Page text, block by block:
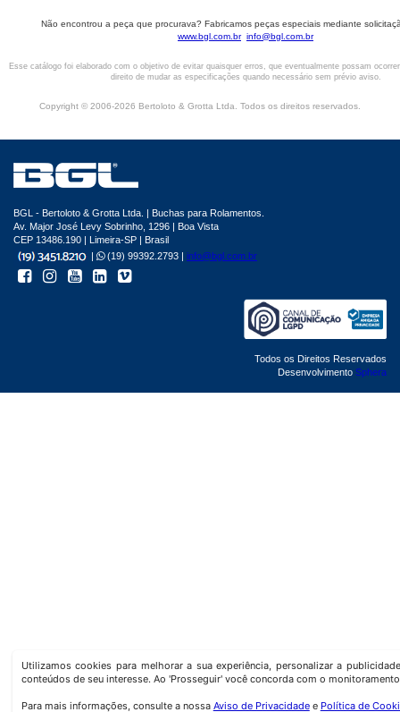
Não encontrou a peça que procurava? Fabricamos peças especiais mediante
www.bgl.com.br info@bgl.com.br
Esse catálogo foi elaborado com o objetivo de evitar quaisquer erros, que eventualmente possam
direito de mudar as especificações quando necessário sem prévio aviso.
Copyright © 2006-2026 Bertoloto & Grotta Ltda. Todos os direitos reservados.
Utilizamos cookies para melhorar a sua experiência, personalizar a
conteúdos de seu interesse. Ao 'Prosseguir' você concorda com o
Para mais informações, consulte a nossa Aviso de Privacidadee Política de
BGL - Bertoloto & Grotta Ltda. | Buchas para Rolamentos.
Av. Major José Levy Sobrinho, 1296 | Boa Vista
CEP 13486.190 | Limeira-SP | Brasil
|
(19) 99392.2793 | info@bgl.com.br
Todos os Direitos Reservados
Desenvolvimento Sphera